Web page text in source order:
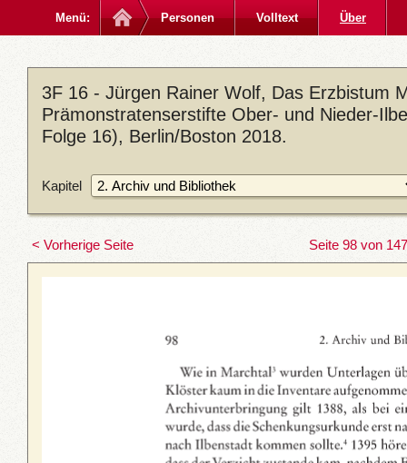
Menü: Personen Volltext Über
3F 16 - Jürgen Rainer Wolf, Das Erzbistum
Prämonstratenserstifte Ober- und Nieder-
Folge 16), Berlin/Boston 2018.
Kapitel
< Vorherige Seite Seite 98 von